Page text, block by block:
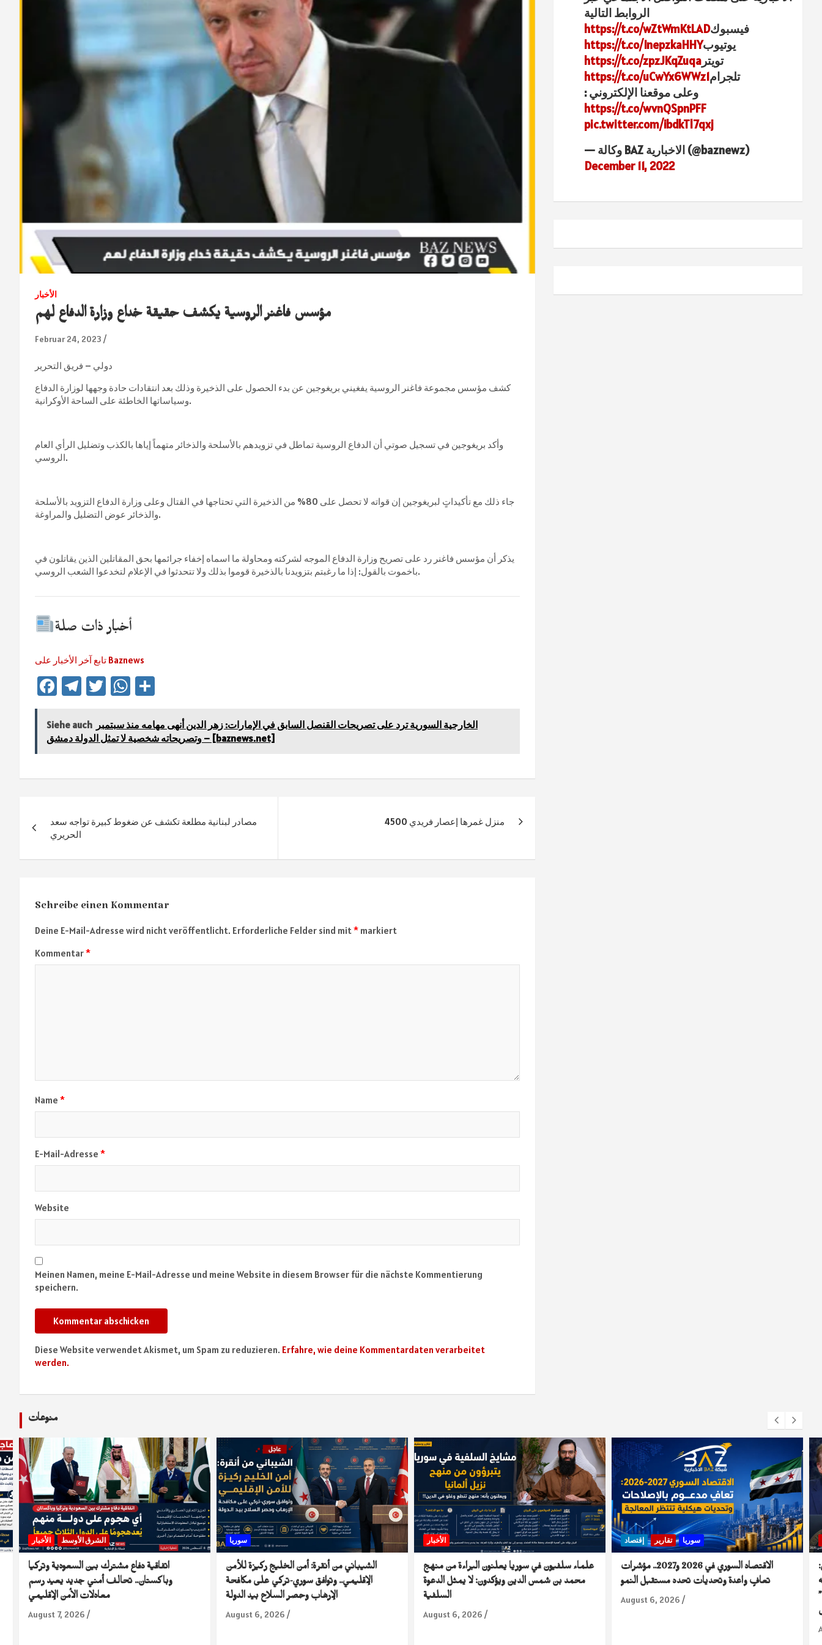
الأخبار
Februar 24, 2023
دولي – فريق التحرير
كشف مؤسس مجموعة فاغنر الروسية يفغيني بريغوجين عن بدء الحصول على الذخيرة وذلك بعد انتقادات حادة وجهها لوزارة الدفاع
وسياساتها الخاطئة على الساحة الأوكرانية.
وأكد بريغوجين في تسجيل صوتي أن الدفاع الروسية تماطل في تزويدهم بالأسلحة والذخائر متهماً إياها بالكذب وتضليل الرأي العام
الروسي.
جاء ذلك مع تأكيداتٍ لبريغوجين إن قواته لا تحصل على 80% من الذخيرة التي تحتاجها في القتال وعلى وزارة الدفاع التزويد بالأسلحة
والذخائر عوض التضليل والمراوغة.
يذكر أن مؤسس فاغنر رد على تصريح وزارة الدفاع الموجه لشركته ومحاولة ما اسماه إخفاء جرائمها بحق المقاتلين الذين يقاتلون في
باخموت بالقول: إذا ما رغبتم بتزويدنا بالذخيرة قوموا بذلك ولا تتحدثوا في الإعلام لتخدعوا الشعب الروسي.
أخبار ذات صلة
تابع آخر الأخبار على Baznews
Fa
b
o
Te
gr
a
T
tt
er
W
at
sA
p
n
Siehe auch الخارجية السورية ترد على تصريحات القنصل السابق في الإمارات: زهر الدين أنهى مهامه منذ سبتمبر
وتصريحاته شخصية لا تمثل الدولة دمشق – [baznews.net]
مصادر لبنانية مطلعة تكشف عن ضغوط كبيرة تواجه سعد
الحريري
4500 منزل غمرها إعصار فريدي
Schreibe einen Kommentar
Deine E-Mail-Adresse wird nicht veröffentlicht. Erforderliche Felder sind mit* markiert
Kommentar*
Name *
E-Mail-Adresse *
Website
Meinen Namen, meine E-Mail-Adresse und meine Website in diesem Browser für die nächste Kommentierung
speichern.
Diese Website verwendet Akismet, um Spam zu reduzieren. Erfahre, wie deine Kommentardaten verarbeitet
werden.
الروابط التالية
فيسبوكhttps://t.co/wZtWmKtLAD
يوتيوبhttps://t.co/InepzkaHHY
تويتر https://t.co/zpzJKqZuqa
تلجرامhttps://t.co/uCwYx6WWz1
وعلى موقعنا الإلكتروني :
https://t.co/wvnQSpnPFF
pic.twitter.com/ibdkTl7qxj
— وكالة BAZ الاخبارية (@baznewz)
December 11, 2022
منوعات
الأخبار الشرق الأوسط
اتفاقية دفاع مشترك بين السعودية وتركيا
وباكستان.. تحالف أمني جديد يعيد رسم
معادلات الأمن الإقليمي
August 7, 2026
سوريا
الشيباني من أنقرة: أمن الخليج ركيزة للأمن
الإقليمي.. وتوافق سوري-تركي على مكافحة
الإرهاب وحصر السلاح بيد الدولة
August 6, 2026
الأخبار
علماء سلفيون في سوريا يعلنون البراءة من منهج
محمد بن شمس الدين ويؤكدون: لا يمثل الدعوة
السلفية
August 6, 2026
إقتصاد تقارير سوريا
الاقتصاد السوري في 2026 و2027.. مؤشرات
تعافٍ واعدة وتحديات تحدد مستقبل النمو
August 6, 2026